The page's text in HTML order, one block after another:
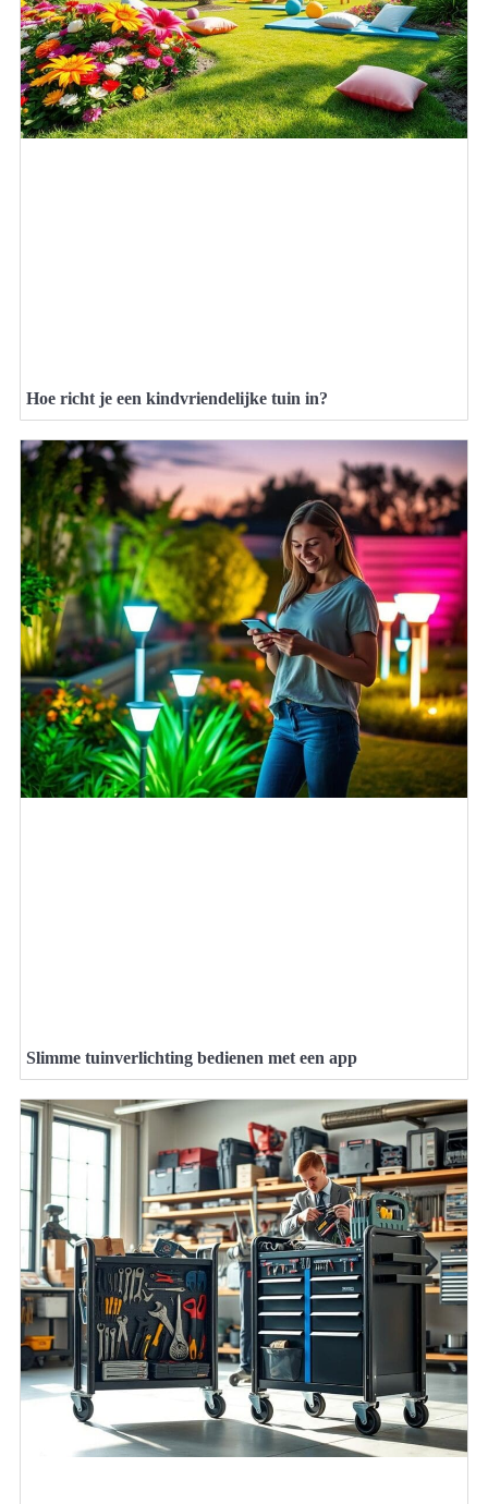
Hoe richt je een kindvriendelijke tuin in?
Slimme tuinverlichting bedienen met een app